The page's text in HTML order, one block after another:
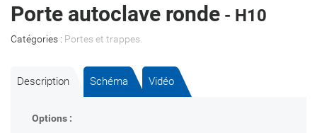
Porte autoclave ronde - H10
Catégories : Portes et trappes
Description Schéma Vidéo
Options :